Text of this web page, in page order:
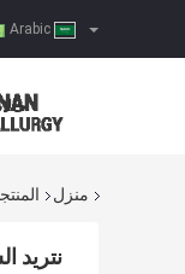
منزل
نتريد